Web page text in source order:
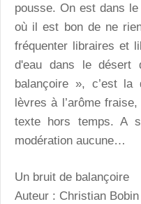
pousse. On est dans
où il est bon de ne
fréquenter libraires et
d'eau dans le
balançoire », c’est la
lèvres à l’arôme
texte hors temps. A
modération aucune…
Un bruit de balançoire
Auteur : Christian Bobin